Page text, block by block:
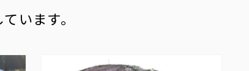
います。